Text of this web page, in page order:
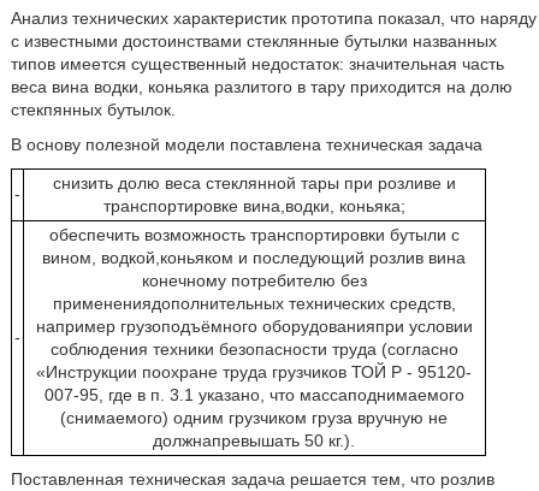
Анализ технических характеристик прототипа показал, что наряду
с известными достоинствами стеклянные бутылки названных
типов имеется существенный недостаток: значительная часть
веса вина водки, коньяка разлитого в тару приходится на долю
стекпянных бутылок.
В основу полезной модели поставлена техническая задача
-
снизить долю веса стеклянной тары при розливе и
транспортировке вина,водки, коньяка;
-
обеспечить возможность транспортировки бутыли с
вином, водкой,коньяком и последующий розлив вина
конечному потребителю без
применениядополнительных технических средств,
например грузоподъёмного оборудованияпри условии
соблюдения техники безопасности труда (согласно
«Инструкции поохране труда грузчиков ТОЙ Р - 95120-
007-95, где в п. 3.1 указано, что массаподнимаемого
(снимаемого) одним грузчиком груза вручную не
должнапревышать 50 кг.).
Поставленная техническая задача решается тем, что розлив